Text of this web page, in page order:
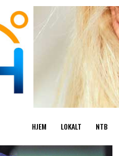
HJEM LOKALT NTB